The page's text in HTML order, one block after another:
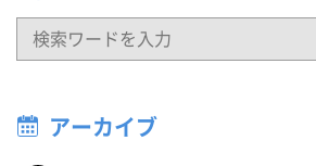
アーカイブ